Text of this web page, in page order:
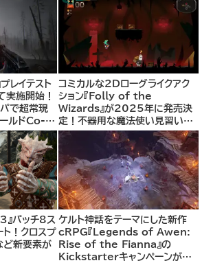
レイテスト
施開始！
で超常現
ルドCo-
コミカルな2Dローグライクアク
ション『Folly of the
Wizards』が2025年に発売決
定！不器用な魔法使い見習いと
して、ランダム生成ダンジョンを
探索し、世界を救う冒険へ。
3』パッチ8ス
ト！クロスプ
ど新要素が
ケルト神話をテーマにした新作
cRPG『Legends of Awen:
Rise of the Fianna』の
Kickstarterキャンペーンがま